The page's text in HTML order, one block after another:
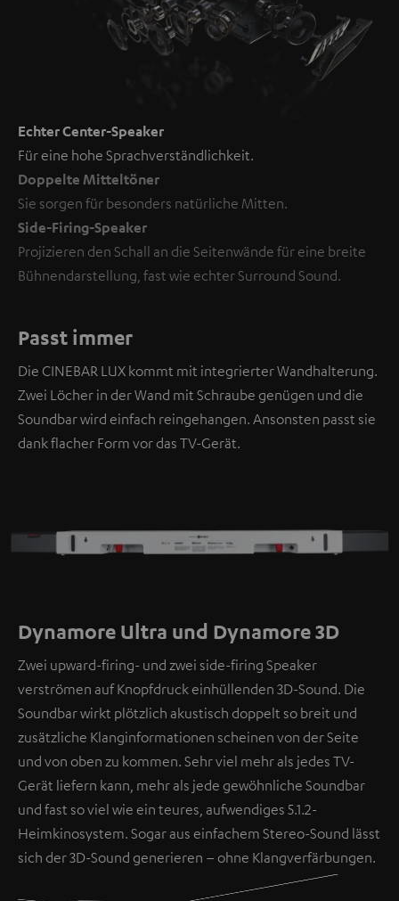
Echter Center-Speaker
Für eine hohe Sprachverständlichkeit.
Doppelte Mitteltöner
Sie sorgen für besonders natürliche Mitten.
Side-Firing-Speaker
Projizieren den Schall an die Seitenwände für eine breite
Bühnendarstellung, fast wie echter Surround Sound.
Passt immer
Die CINEBAR LUX kommt mit integrierter Wandhalterung.
Zwei Löcher in der Wand mit Schraube genügen und die
Soundbar wird einfach reingehangen. Ansonsten passt sie
dank flacher Form vor das TV-Gerät.
Dynamore Ultra und Dynamore 3D
Zwei upward-firing- und zwei side-firing Speaker
verströmen auf Knopfdruck einhüllenden 3D-Sound. Die
Soundbar wirkt plötzlich akustisch doppelt so breit und
zusätzliche Klanginformationen scheinen von der Seite
und von oben zu kommen. Sehr viel mehr als jedes TV-
Gerät liefern kann, mehr als jede gewöhnliche Soundbar
und fast so viel wie ein teures, aufwendiges 5.1.2-
Heimkinosystem. Sogar aus einfachem Stereo-Sound lässt
sich der 3D-Sound generieren – ohne Klangverfärbungen.